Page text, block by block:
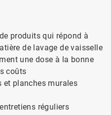
produits qui répond à
de lavage de vaisselle
une dose à la bonne
coûts
et planches murales
réguliers